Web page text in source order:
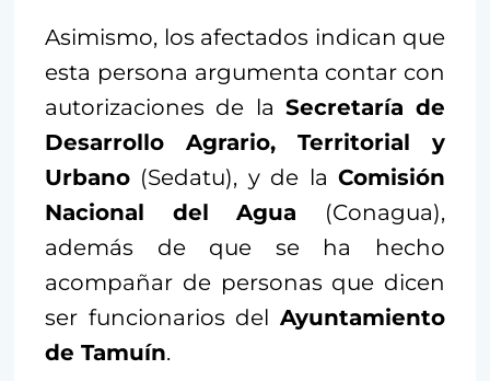
Asimismo, los afectados indican que
esta persona argumenta contar con
autorizaciones de la Secretaría de
Desarrollo Agrario, Territorial y
Urbano (Sedatu), y de la Comisión
Nacional del Agua (Conagua),
además de que se ha hecho
acompañar de personas que dicen
ser funcionarios del Ayuntamiento
de Tamuín.